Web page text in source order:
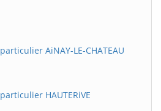
AiNAY-LE-CHATEAU
HAUTERiVE